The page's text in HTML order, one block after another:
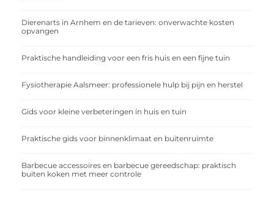
Dierenarts in Arnhem en de tarieven: onverwachte kosten
opvangen
Praktische handleiding voor een fris huis en een fijne tuin
Fysiotherapie Aalsmeer: professionele hulp bij pijn en herstel
Gids voor kleine verbeteringen in huis en tuin
Praktische gids voor binnenklimaat en buitenruimte
Barbecue accessoires en barbecue gereedschap: praktisch
buiten koken met meer controle